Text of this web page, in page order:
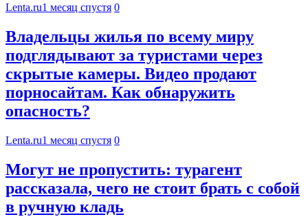
Lenta.ru1 месяц спустя 0
Владельцы жилья по всему миру
подглядывают за туристами через
скрытые камеры. Видео продают
порносайтам. Как обнаружить
опасность?
Lenta.ru1 месяц спустя 0
Могут не пропустить: турагент
рассказала, чего не стоит брать с собой
в ручную кладь